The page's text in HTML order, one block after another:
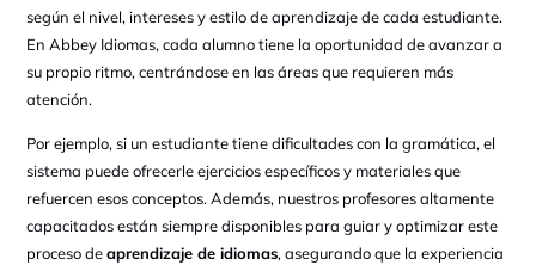
según el nivel, intereses y estilo de aprendizaje de cada estudiante.
En Abbey Idiomas, cada alumno tiene la oportunidad de avanzar a
su propio ritmo, centrándose en las áreas que requieren más
atención.
Por ejemplo, si un estudiante tiene dificultades con la gramática, el
sistema puede ofrecerle ejercicios específicos y materiales que
refuercen esos conceptos. Además, nuestros profesores altamente
capacitados están siempre disponibles para guiar y optimizar este
proceso deaprendizaje de idiomas, asegurando que la experiencia